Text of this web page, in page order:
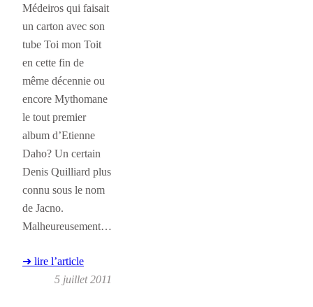
Médeiros qui faisait
un carton avec son
tube Toi mon Toit
en cette fin de
même décennie ou
encore Mythomane
le tout premier
album d’Etienne
Daho? Un certain
Denis Quilliard plus
connu sous le nom
de Jacno.
Malheureusement…
➜ lire l’article
5 juillet 2011